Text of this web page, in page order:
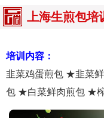
上海生煎包培
培训内容：
韭菜鸡蛋煎包 ★韭菜
包 ★白菜鲜肉煎包 ★